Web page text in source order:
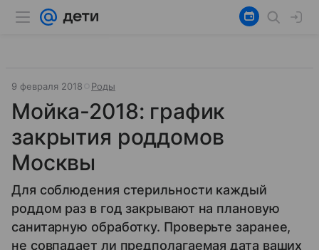
9 февраля 2018 Роды
Мойка-2018: график
закрытия роддомов
Москвы
Для соблюдения стерильности каждый
роддом раз в год закрывают на плановую
санитарную обработку. Проверьте заранее,
не совпадает ли предполагаемая дата ваших